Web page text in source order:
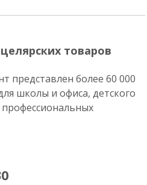
товаров
представлен более 60 000
школы и офиса, детского